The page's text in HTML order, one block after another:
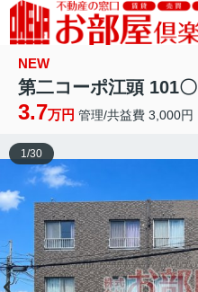
NEW
第二コーポ江頭 101〇
3.7万円 管理/共益費 3,000円
1/30